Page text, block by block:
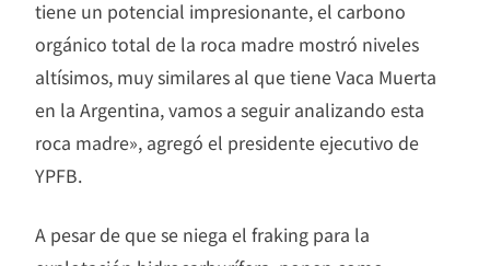
tiene un potencial impresionante, el carbono
orgánico total de la roca madre mostró niveles
altísimos, muy similares al que tiene Vaca Muerta
en la Argentina, vamos a seguir analizando esta
roca madre», agregó el presidente ejecutivo de
YPFB.
A pesar de que se niega el fraking para la